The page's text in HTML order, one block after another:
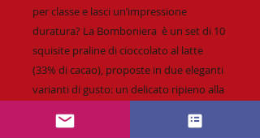
per classe e lasci un’impressione
duratura? La Bomboniera è un set di 10
squisite praline di cioccolato al latte
(33% di cacao), proposte in due eleganti
varianti di gusto: un delicato ripieno alla
ciliegia. È un connubio ricercato di